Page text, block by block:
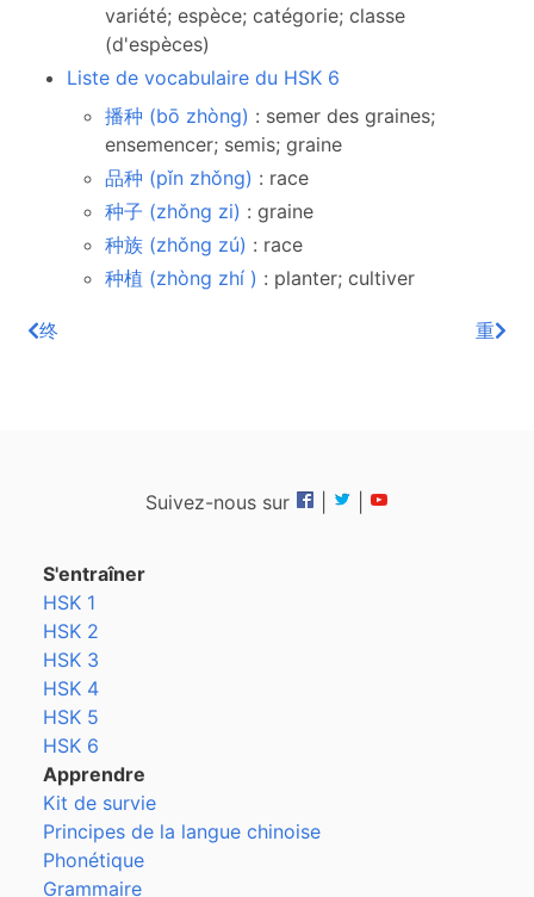
variété; espèce; catégorie; classe
(d'espèces)
Liste de vocabulaire du HSK 6
播种 (bō zhòng) : semer des graines;
ensemencer; semis; graine
品种 (pǐn zhǒng) : race
种子 (zhǒng zi) : graine
种族 (zhǒng zú) : race
种植 (zhòng zhí ) : planter; cultiver
终 重
Suivez-nous sur
S'entraîner
HSK 1
HSK 2
HSK 3
HSK 4
HSK 5
HSK 6
Apprendre
Kit de survie
Principes de la langue chinoise
Phonétique
Grammaire